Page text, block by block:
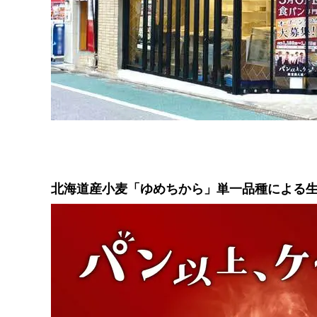
北海道産小麦「ゆめちから」単一品種による